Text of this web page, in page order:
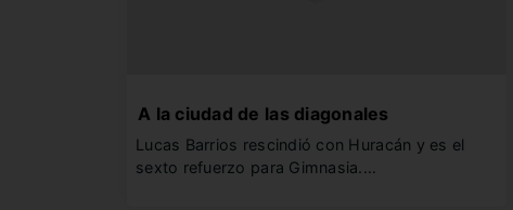
A la ciudad de las diagonales
Lucas Barrios rescindió con Huracán y es el
sexto refuerzo para Gimnasia.…